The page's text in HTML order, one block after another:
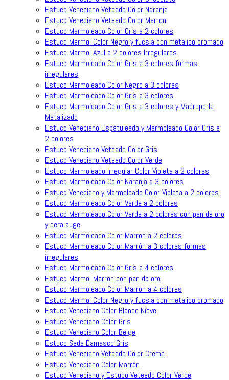
Estuco Veneciano Veteado Color Naranja
Estuco Veneciano Veteado Color Marron
Estuco Marmoleado Color Gris a 2 colores
Estuco Marmol Color Negro y fucsia con metalico cromado
Estuco Marmol Azul a 2 colores Irregulares
Estuco Marmoleado Color Gris a 3 colores formas
irregulares
Estuco Marmoleado Color Negro a 3 colores
Estuco Marmoleado Color Gris a 3 colores
Estuco Marmoleado Color Gris a 3 colores y Madreperla
Metalizado
Estuco Veneciano Espatuleado y Marmoleado Color Gris a
2 colores
Estuco Veneciano Veteado Color Gris
Estuco Veneciano Veteado Color Verde
Estuco Marmoleado Irregular Color Violeta a 2 colores
Estuco Marmoleado Color Naranja a 3 colores
Estuco Veneciano y Marmoleado Color Violeta a 2 colores
Estuco Marmoleado Color Verde a 2 colores
Estuco Marmoleado Color Verde a 2 colores con pan de oro
y cera auge
Estuco Marmoleado Color Marron a 2 colores
Estuco Marmoleado Color Marrón a 3 colores formas
irregulares
Estuco Marmoleado Color Gris a 4 colores
Estuco Marmol Marron con pan de oro
Estuco Marmoleado Color Marron a 4 colores
Estuco Marmol Color Negro y fucsia con metalico cromado
Estuco Veneciano Color Blanco Nieve
Estuco Veneciano Color Gris
Estuco Veneciano Color Beige
Estuco Seda Damasco Gris
Estuco Veneciano Veteado Color Crema
Estuco Veneciano Color Marrón
Estuco Veneciano y Estuco Veteado Color Verde